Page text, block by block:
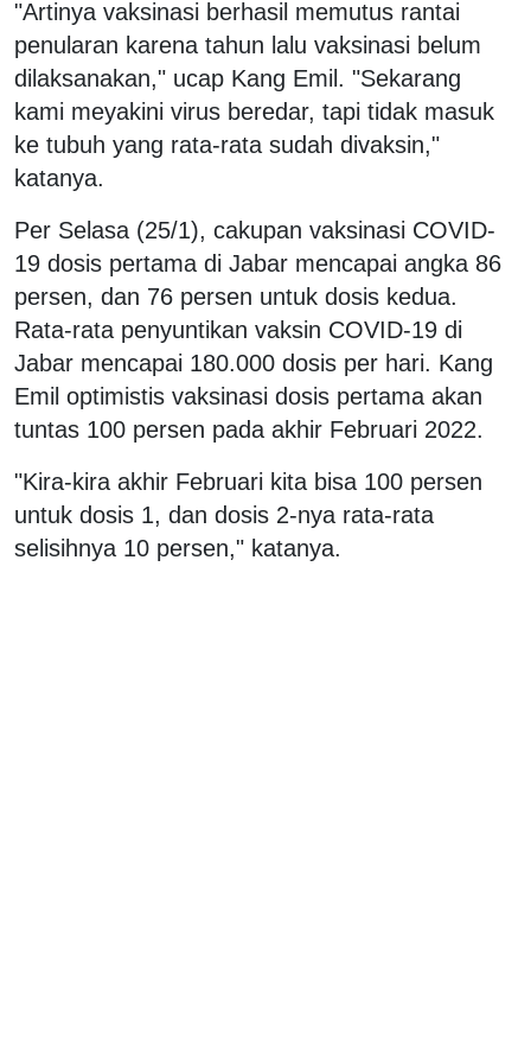
"Artinya vaksinasi berhasil memutus rantai
penularan karena tahun lalu vaksinasi belum
dilaksanakan," ucap Kang Emil. "Sekarang
kami meyakini virus beredar, tapi tidak masuk
ke tubuh yang rata-rata sudah divaksin,"
katanya.
Per Selasa (25/1), cakupan vaksinasi COVID-
19 dosis pertama di Jabar mencapai angka 86
persen, dan 76 persen untuk dosis kedua.
Rata-rata penyuntikan vaksin COVID-19 di
Jabar mencapai 180.000 dosis per hari. Kang
Emil optimistis vaksinasi dosis pertama akan
tuntas 100 persen pada akhir Februari 2022.
"Kira-kira akhir Februari kita bisa 100 persen
untuk dosis 1, dan dosis 2-nya rata-rata
selisihnya 10 persen," katanya.